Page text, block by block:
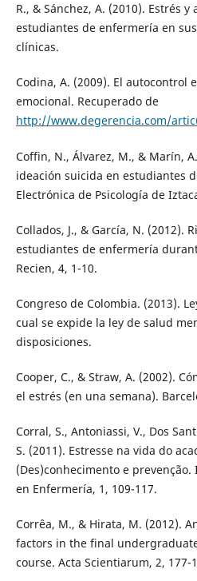
R., & Sánchez, A. (2010). Estrés y
estudiantes de enfermería en
clínicas.
Codina, A. (2009). El autocontrol
emocional. Recuperado de
http://www.degerencia.com/
Coffin, N., Álvarez, M., & Marín,
ideación suicida en estudiantes
Electrónica de Psicología de
Collados, J., & García, N. (2012).
estudiantes de enfermería
Recien, 4, 1-10.
Congreso de Colombia. (2013).
cual se expide la ley de salud
disposiciones.
Cooper, C., & Straw, A. (2002).
el estrés (en una semana).
Corral, S., Antoniassi, V., Dos
S. (2011). Estresse na vida do
(Des)conhecimento e
en Enfermería, 1, 109-117.
Corrêa, M., & Hirata, M. (2012).
factors in the final
course. Acta Scientiarum, 2, 177-